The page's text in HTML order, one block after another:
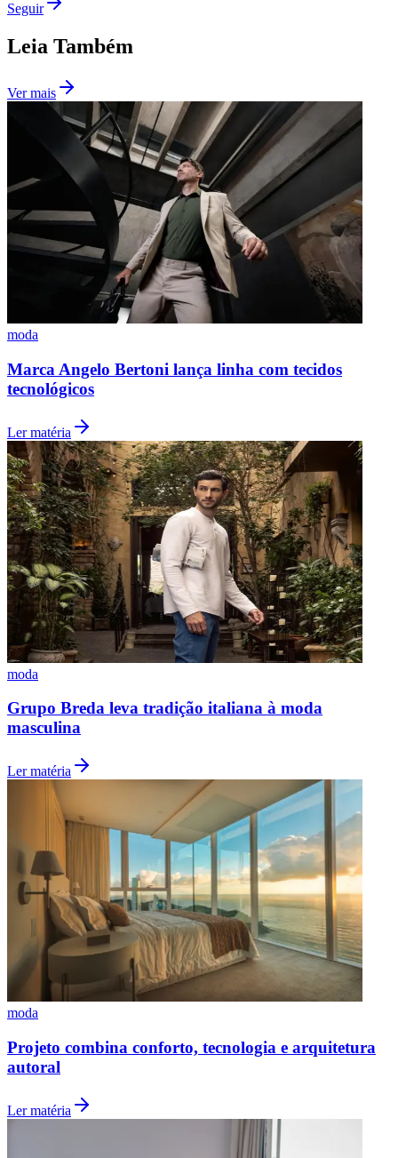
Santos
Flamengo
Seguir
Leia Também
Ver mais
moda
Marca Angelo Bertoni lança linha com tecidos
tecnológicos
Ler matéria
moda
Grupo Breda leva tradição italiana à moda
masculina
Ler matéria
moda
Projeto combina conforto, tecnologia e arquitetura
autoral
Ler matéria